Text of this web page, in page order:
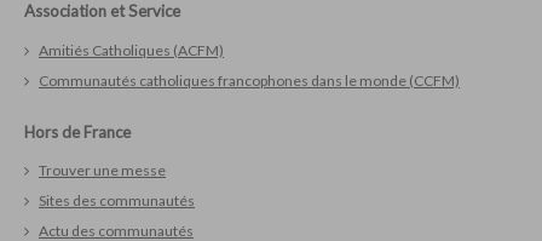
Association et Service
Amitiés Catholiques (ACFM)
Communautés catholiques francophones dans le monde (CCFM)
Hors de France
Trouver une messe
Sites des communautés
Actu des communautés